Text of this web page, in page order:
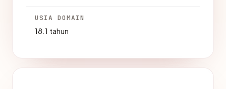
USIA DOMAIN
18.1 tahun